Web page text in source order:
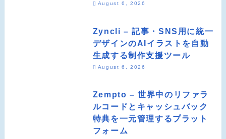
August 6, 2026
Zyncli – 記事・SNS用に統一
デザインのAIイラストを自動
生成する制作支援ツール
August 6, 2026
Zempto – 世界中のリファラ
ルコードとキャッシュバック
特典を一元管理するプラット
フォーム